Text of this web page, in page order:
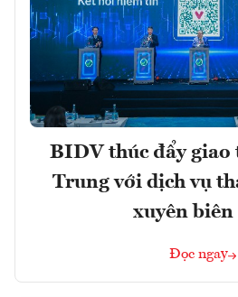
BIDV thúc đẩy giao
Trung với dịch vụ
xuyên
Đọc ngay